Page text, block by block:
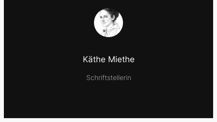
Käthe Miethe
Schriftstellerin